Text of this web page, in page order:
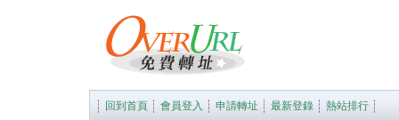
回到首頁 會員登入 申請轉址 最新登錄 熱站排行